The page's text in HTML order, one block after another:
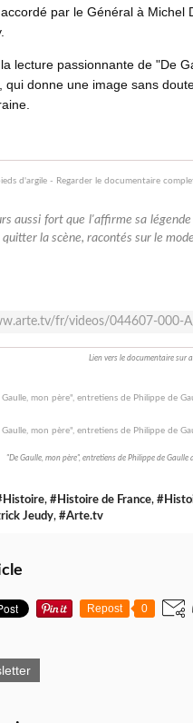
par le Général à Michel
lecture passionnante de "De
qui donne une image sans
aussi fort que l'affirme sa
la scène, racontés sur le
fr/videos/044607-000-
Lien vers le documentaire sur
"De Gaulle, mon père", entretiens de Philippe de Gaulle
, #Histoire de France,
Jeudy, #Arte.tv
Repost 0